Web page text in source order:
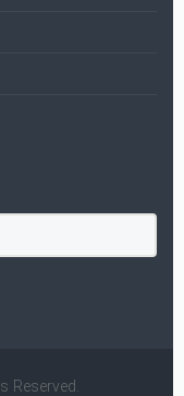
Reserved.